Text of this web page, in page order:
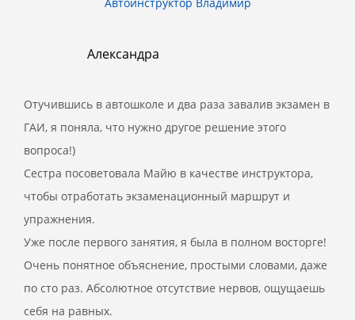
Александра
Отучившись в автошколе и два раза завалив экзамен в
ГАИ, я поняла, что нужно другое решение этого
вопроса!)
Сестра посоветовала Майю в качестве инструктора,
чтобы отработать экзаменационный маршрут и
упражнения.
Уже после первого занятия, я была в полном восторге!
Очень понятное объяснение, простыми словами, даже
по сто раз. Абсолютное отсутствие нервов, ощущаешь
себя на равных.